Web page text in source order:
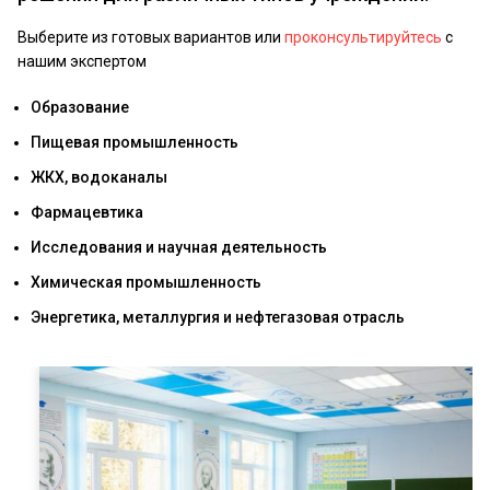
Выберите из готовых вариантов или проконсультируйтесь с
нашим экспертом
Образование
Пищевая промышленность
ЖКХ, водоканалы
Фармацевтика
Исследования и научная деятельность
Химическая промышленность
Энергетика, металлургия и нефтегазовая отрасль